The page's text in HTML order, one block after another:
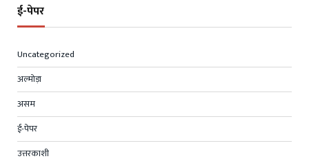
ई-पेपर
Uncategorized
अल्मोड़ा
असम
ई-पेपर
उत्तरकाशी